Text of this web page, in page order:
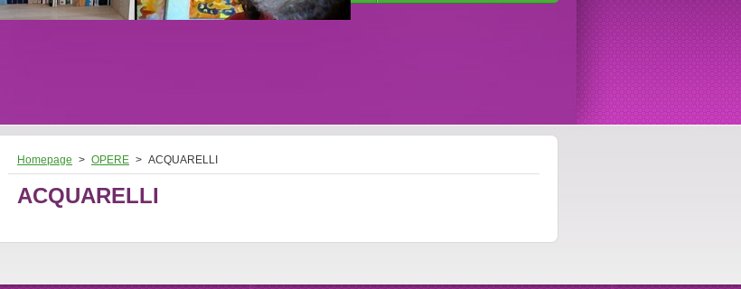
Homepage > OPERE > ACQUARELLI
ACQUARELLI